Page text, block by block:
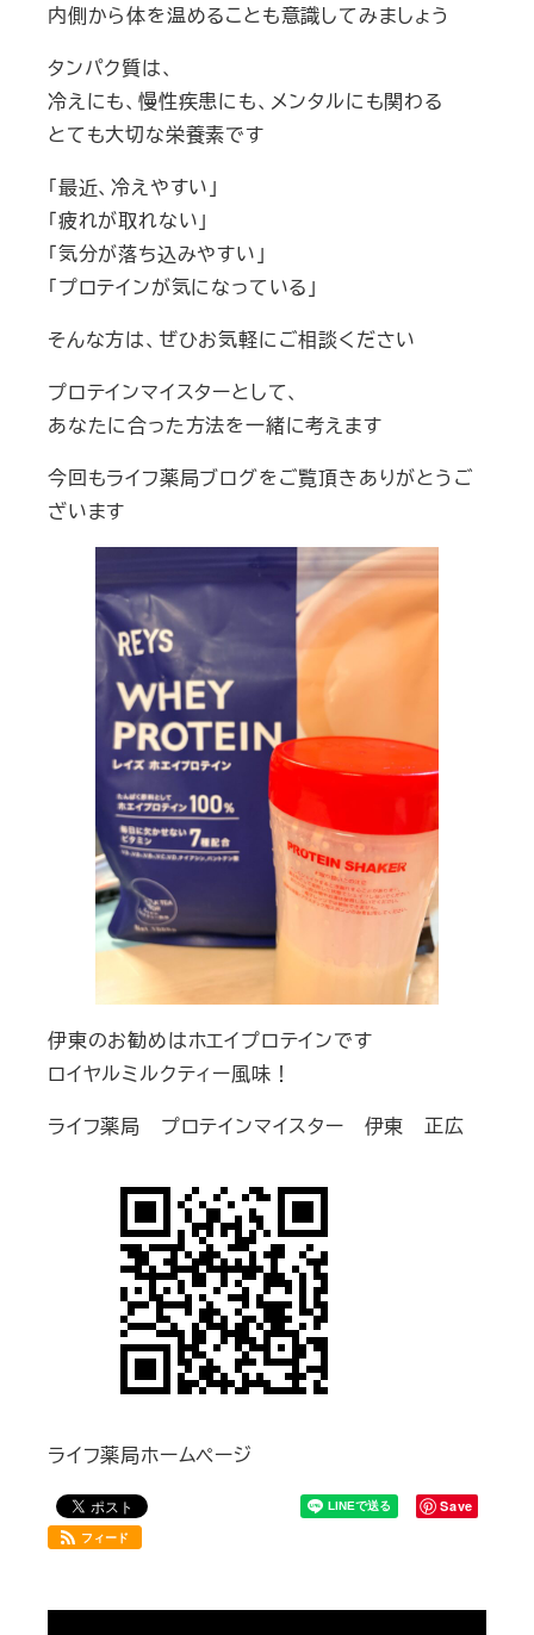
内側から体を温めることも意識してみましょう
タンパク質は、
冷えにも、慢性疾患にも、メンタルにも関わる
とても大切な栄養素です
「最近、冷えやすい」
「疲れが取れない」
「気分が落ち込みやすい」
「プロテインが気になっている」
そんな方は、ぜひお気軽にご相談ください
プロテインマイスターとして、
あなたに合った方法を一緒に考えます
今回もライフ薬局ブログをご覧頂きありがとうご
ざいます
伊東のお勧めはホエイプロテインです
ロイヤルミルクティー風味！
ライフ薬局 プロテインマイスター 伊東 正広
ライフ薬局ホームページ
Save
フィード